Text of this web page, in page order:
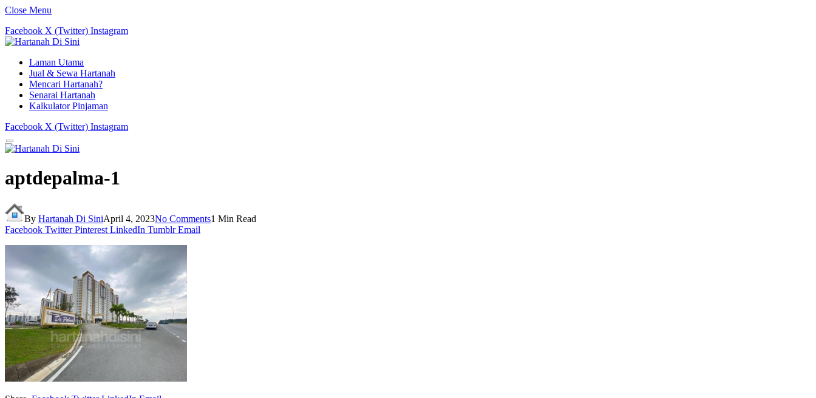
Close Menu
Facebook X (Twitter) Instagram
Laman Utama
Jual & Sewa Hartanah
Mencari Hartanah?
Senarai Hartanah
Kalkulator Pinjaman
Facebook X (Twitter) Instagram
aptdepalma-1
By Hartanah Di SiniApril 4, 2023No Comments1 Min Read
Facebook Twitter Pinterest LinkedIn Tumblr Email